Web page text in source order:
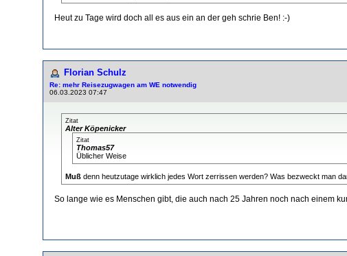
Heut zu Tage wird doch all es aus ein an der geh schrie Ben! :-)
Florian Schulz
Re: mehr Reisezugwagen am WE notwendig
06.03.2023 07:47
Zitat
Alter Köpenicker
Zitat
Thomas57
Üblicher Weise
Muß denn heutzutage wirklich jedes Wort zerrissen werden? Was bezweckt man
So lange wie es Menschen gibt, die auch nach 25 Jahren noch nach einem